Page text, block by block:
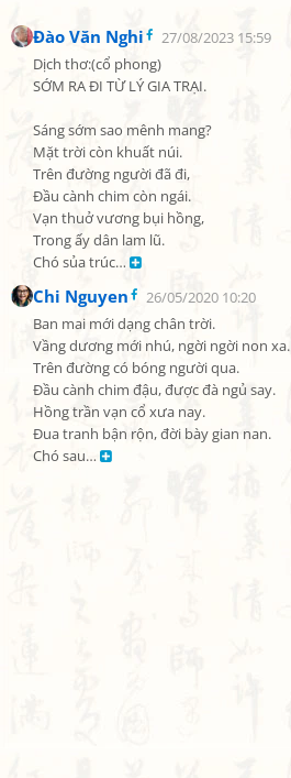
Đào Văn Nghi
27/08/2023 15:59
Dịch thơ:(cổ phong)
SỚM RA ĐI TỪ LÝ GIA TRẠI.
Sáng sớm sao mênh mang?
Mặt trời còn khuất núi.
Trên đường người đã đi,
Đầu cành chim còn ngái.
Vạn thuở vương bụi hồng,
Trong ấy dân lam lũ.
Chó sủa trúc…
Chi Nguyen
26/05/2020 10:20
Ban mai mới dạng chân trời.
Vầng dương mới nhú, ngời ngời non xa.
Trên đường có bóng người qua.
Đầu cành chim đậu, được đà ngủ say.
Hồng trần vạn cổ xưa nay.
Đua tranh bận rộn, đời bày gian nan.
Chó sau…